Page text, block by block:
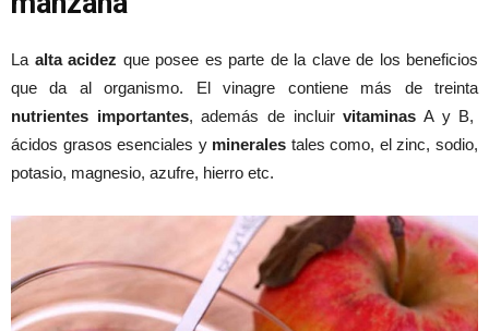
La alta acidez que posee es parte de la clave de los beneficios
que da al organismo. El vinagre contiene más de treinta
nutrientes importantes, además de incluirvitaminas A y B,
ácidos grasos esenciales y minerales tales como, el zinc, sodio,
potasio, magnesio, azufre, hierro etc.